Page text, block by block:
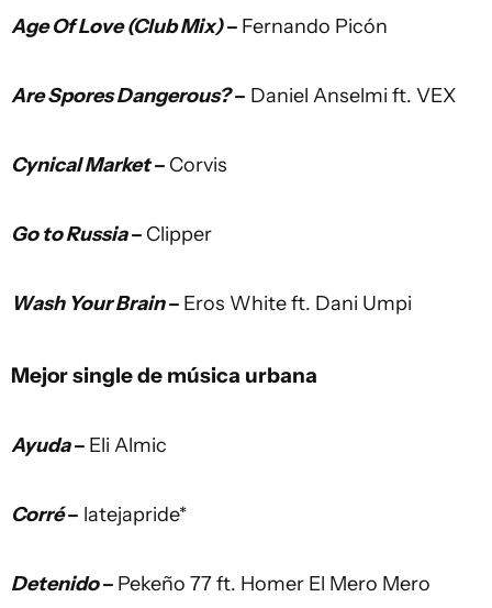
Age Of Love (Club Mix)– Fernando Picón
Are Spores Dangerous?– Daniel Anselmi ft. VEX
Cynical Market– Corvis
Go to Russia– Clipper
Wash Your Brain– Eros White ft. Dani Umpi
Mejor single de música urbana
Ayuda– Eli Almic
Corré– latejapride*
Detenido– Pekeño 77 ft. Homer El Mero Mero